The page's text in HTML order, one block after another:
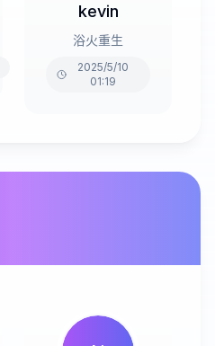
kevin
浴火重生
2025/5/10
01:19